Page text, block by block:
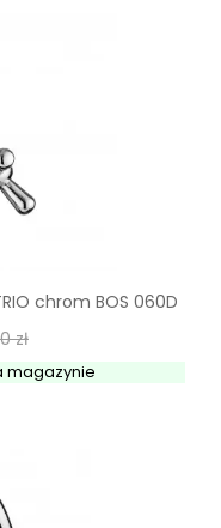
chrom BOS 060D
zł
magazynie